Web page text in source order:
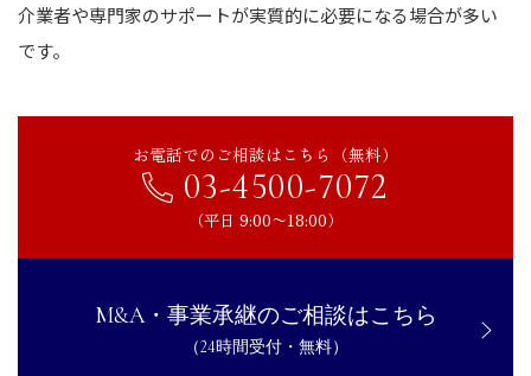
介業者や専門家のサポートが実質的に必要になる場合が多い
です。
お電話でのご相談はこちら（無料）
03-4500-7072
（平日 9:00〜18:00）
M&A・事業承継のご相談はこちら
（24時間受付・無料）